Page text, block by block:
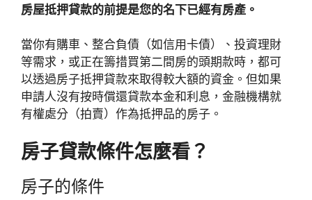
房屋抵押貸款的前提是您的名下已經有房產。
當你有購車、整合負債（如信用卡債）、投資理財
等需求，或正在籌措買第二間房的頭期款時，都可
以透過房子抵押貸款來取得較大額的資金。但如果
申請人沒有按時償還貸款本金和利息，金融機構就
有權處分（拍賣）作為抵押品的房子。
房子貸款條件怎麼看？
房子的條件